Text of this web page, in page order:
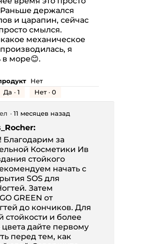
держался
и царапин, сейчас
смылся.
механическое
я
в море😊.
Нет
Да · 1 Нет · 0
· 11 месяцев назад
Благодарим за
Косметики Ив
стойкого
начать с
SOS для
Затем
GREEN от
до кончиков. Для
стойкости и более
дайте первому
перед тем, как